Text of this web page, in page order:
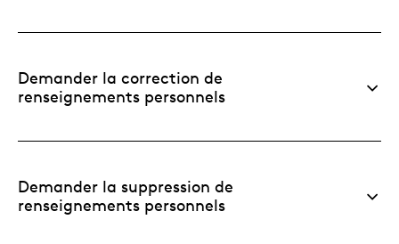
Demander la correction de
renseignements personnels
Demander la suppression de
renseignements personnels